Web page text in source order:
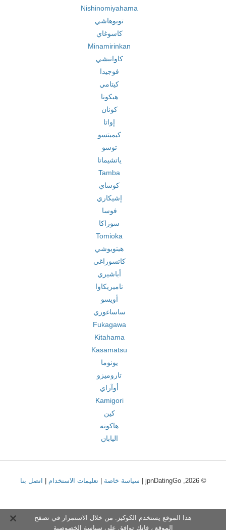
Nishinomiyahama
تويوهاشي
كاسوغاي
Minamirinkan
كاوانيشي
فوجيدا
كيتامي
هيكونا
كونان
إواتا
كيميتسو
توسو
ياتشيماتا
Tamba
كوساي
إشيكاري
فوسا
سوزاكا
Tomioka
هيتويوشي
كاتسوراغي
أباشيري
ناميريكاوا
أويسو
ساساغوري
Fukagawa
Kitahama
Kasamatsu
يونوما
تاروميزو
أوآراي
Kamigori
كين
هاكونه
اليابان
© 2026, jpnDatingGo | سياسة خاصة |تعليمات الاستخدام اتصل بنا
هذا الموقع يستخدم الكوكيز. من خلال الاستمرار في تصفح
الموقع ، فإنك توافق على سياسة الخصوصية